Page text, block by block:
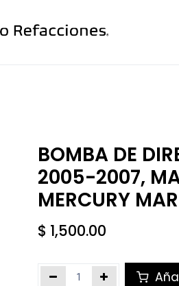
BOMBA DE
2005-2007,
MERCURY
$ 1,500.00